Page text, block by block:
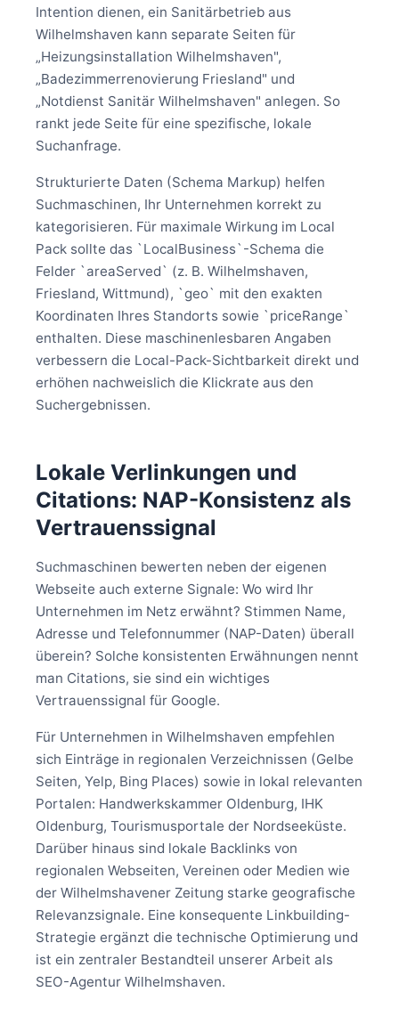
Intention dienen, ein Sanitärbetrieb aus
Wilhelmshaven kann separate Seiten für
„Heizungsinstallation Wilhelmshaven",
„Badezimmerrenovierung Friesland" und
„Notdienst Sanitär Wilhelmshaven" anlegen. So
rankt jede Seite für eine spezifische, lokale
Suchanfrage.
Strukturierte Daten (Schema Markup) helfen
Suchmaschinen, Ihr Unternehmen korrekt zu
kategorisieren. Für maximale Wirkung im Local
Pack sollte das `LocalBusiness`-Schema die
Felder `areaServed` (z. B. Wilhelmshaven,
Friesland, Wittmund), `geo` mit den exakten
Koordinaten Ihres Standorts sowie `priceRange`
enthalten. Diese maschinenlesbaren Angaben
verbessern die Local-Pack-Sichtbarkeit direkt und
erhöhen nachweislich die Klickrate aus den
Suchergebnissen.
Lokale Verlinkungen und
Citations: NAP-Konsistenz als
Vertrauenssignal
Suchmaschinen bewerten neben der eigenen
Webseite auch externe Signale: Wo wird Ihr
Unternehmen im Netz erwähnt? Stimmen Name,
Adresse und Telefonnummer (NAP-Daten) überall
überein? Solche konsistenten Erwähnungen nennt
man Citations, sie sind ein wichtiges
Vertrauenssignal für Google.
Für Unternehmen in Wilhelmshaven empfehlen
sich Einträge in regionalen Verzeichnissen (Gelbe
Seiten, Yelp, Bing Places) sowie in lokal relevanten
Portalen: Handwerkskammer Oldenburg, IHK
Oldenburg, Tourismusportale der Nordseeküste.
Darüber hinaus sind lokale Backlinks von
regionalen Webseiten, Vereinen oder Medien wie
der Wilhelmshavener Zeitung starke geografische
Relevanzsignale. Eine konsequente Linkbuilding-
Strategie ergänzt die technische Optimierung und
ist ein zentraler Bestandteil unserer Arbeit als
SEO-Agentur Wilhelmshaven.